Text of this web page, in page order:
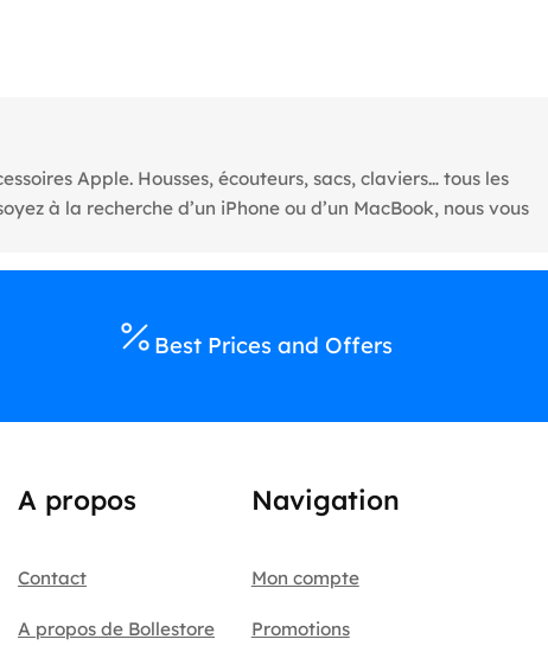
Apple. Housses, écouteurs, sacs, claviers… tous les
à la recherche d’un iPhone ou d’un MacBook, nous vous
Best Prices and Offers
A propos
Contact
A propos de Bollestore
Navigation
Mon compte
Promotions